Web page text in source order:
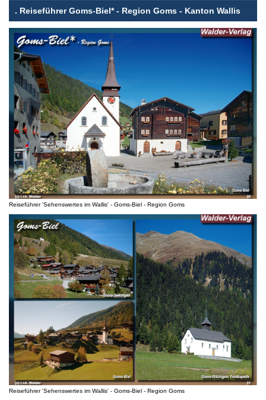
. Reiseführer Goms-Biel* - Region Goms - Kanton Wallis
Reiseführer 'Sehenswertes im Wallis' - Goms-Biel - Region Goms
Reiseführer 'Sehenswertes im Wallis' - Goms-Biel - Region Goms